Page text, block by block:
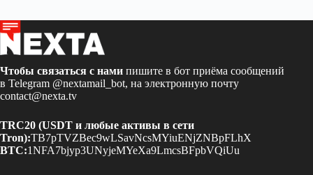
Чтобы связаться с нами пишите в бот приёма сообщений
в Telegram @nextamail_bot, на электронную почту
contact@nexta.tv
TRC20 (USDT и любые активы в сети
Tron):TB7pTVZBec9wLSavNcsMYiuENjZNBpFLhX
BTC:1NFA7bjyp3UNyjeMYeXa9LmcsBFpbVQiUu